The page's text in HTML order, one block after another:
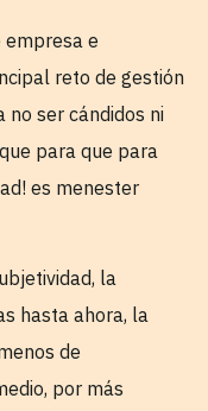
empresa e
reto de gestión
no ser cándidos ni
para que para
es menester
la
hasta ahora, la
de
por más